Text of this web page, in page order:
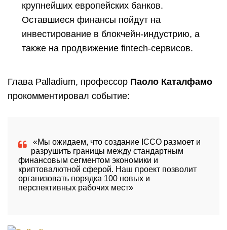
крупнейших европейских банков.
Оставшиеся финансы пойдут на
инвестирование в блокчейн-индустрию, а
также на продвижение fintech-сервисов.
Глава Palladium, профессор Паоло Каталфамо
прокомментировал событие:
«Мы ожидаем, что создание ICCO размоет и
разрушить границы между стандартным
финансовым сегментом экономики и
криптовалютной сферой. Наш проект позволит
организовать порядка 100 новых и
перспективных рабочих мест»